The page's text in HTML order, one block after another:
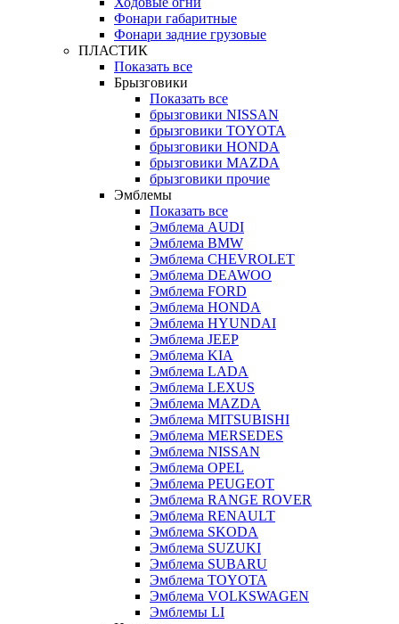
Фонари габаритные
Фонари задние грузовые
ПЛАСТИК
Показать все
Брызговики
Показать все
брызговики NISSAN
брызговики TOYOTA
брызговики HONDA
брызговики MAZDA
брызговики прочие
Эмблемы
Показать все
Эмблема AUDI
Эмблема BMW
Эмблема CHEVROLET
Эмблема DEAWOO
Эмблема FORD
Эмблема HONDA
Эмблема HYUNDAI
Эмблема JEEP
Эмблема KIA
Эмблема LADA
Эмблема LEXUS
Эмблема MAZDA
Эмблема MITSUBISHI
Эмблема MERSEDES
Эмблема NISSAN
Эмблема OPEL
Эмблема PEUGEOT
Эмблема RANGE ROVER
Эмблема RENAULT
Эмблема SKODA
Эмблема SUZUKI
Эмблема SUBARU
Эмблема TOYOTA
Эмблема VOLKSWAGEN
Эмблемы LI